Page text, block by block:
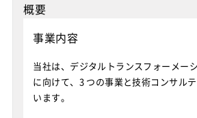
概要
事業内容
当社は、デジタルトランスフォーメー
に向けて、3 つの事業と技術コンサル
います。